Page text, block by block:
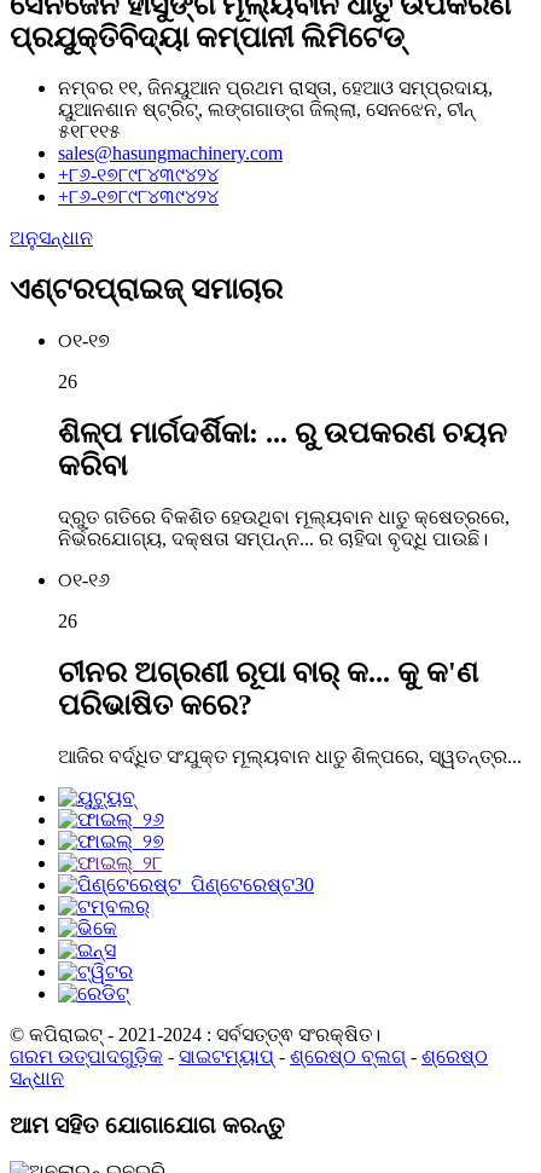
ପ୍ରଯୁକ୍ତିବିଦ୍ୟା କମ୍ପାନୀ ଲିମିଟେଡ୍
ନମ୍ବର ୧୧, ଜିନୟୁଆନ ପ୍ରଥମ ରାସ୍ତା, ହେଆଓ ସମ୍ପ୍ରଦାୟ,
ୟୁଆନଶାନ ଷ୍ଟ୍ରିଟ୍, ଲଙ୍ଗଗାଙ୍ଗ ଜିଲ୍ଲା, ସେନଝେନ, ଚୀନ୍
୫୧୮୧୧୫
sales@hasungmachinery.com
+୮୬-୧୭୮୯୮୪୩୯୪୨୪
+୮୬-୧୭୮୯୮୪୩୯୪୨୪
ଅନୁସନ୍ଧାନ
ଏଣ୍ଟରପ୍ରାଇଜ୍ ସମାଚାର
୦୧-୧୭
26
ଶିଳ୍ପ ମାର୍ଗଦର୍ଶିକା: ... ରୁ ଉପକରଣ ଚୟନ
କରିବା
ଦ୍ରୁତ ଗତିରେ ବିକଶିତ ହେଉଥିବା ମୂଲ୍ୟବାନ ଧାତୁ କ୍ଷେତ୍ରରେ,
ନିର୍ଭରଯୋଗ୍ୟ, ଦକ୍ଷତା ସମ୍ପନ୍ନ... ର ଚାହିଦା ବୃଦ୍ଧି ପାଉଛି।
୦୧-୧୬
26
ଚୀନର ଅଗ୍ରଣୀ ରୂପା ବାର୍ କ... କୁ କ'ଣ
ପରିଭାଷିତ କରେ?
ଆଜିର ବର୍ଦ୍ଧିତ ସଂଯୁକ୍ତ ମୂଲ୍ୟବାନ ଧାତୁ ଶିଳ୍ପରେ, ସ୍ୱତନ୍ତ୍ର...
© କପିରାଇଟ୍ - 2021-2024 : ସର୍ବସତ୍ତ୍ଵ ସଂରକ୍ଷିତ।
ଗରମ ଉତ୍ପାଦଗୁଡ଼ିକ - ସାଇଟମ୍ୟାପ୍ - ଶ୍ରେଷ୍ଠ ବ୍ଲଗ୍ - ଶ୍ରେଷ୍ଠ
ସନ୍ଧାନ
ଆମ ସହିତ ଯୋଗାଯୋଗ କରନ୍ତୁ